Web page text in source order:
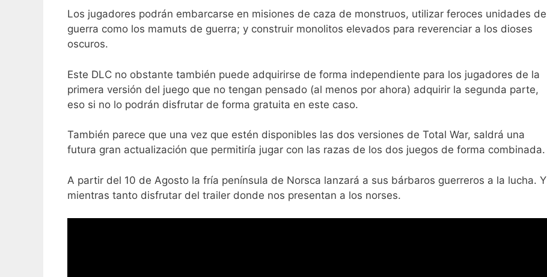
Los jugadores podrán embarcarse en misiones de caza de monstruos, utilizar feroces unidades de
guerra como los mamuts de guerra; y construir monolitos elevados para reverenciar a los dioses
oscuros.
Este DLC no obstante también puede adquirirse de forma independiente para los jugadores de la
primera versión del juego que no tengan pensado (al menos por ahora) adquirir la segunda parte,
eso si no lo podrán disfrutar de forma gratuita en este caso.
También parece que una vez que estén disponibles las dos versiones de Total War, saldrá una
futura gran actualización que permitiría jugar con las razas de los dos juegos de forma combinada.
A partir del 10 de Agosto la fría península de Norsca lanzará a sus bárbaros guerreros a la lucha. Y
mientras tanto disfrutar del trailer donde nos presentan a los norses.